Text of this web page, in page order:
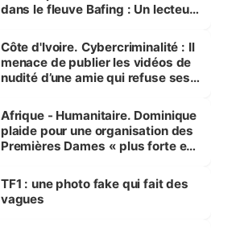
dans le fleuve Bafing : Un lecteur
des Transports
Côte d'Ivoire. Cybercriminalité : Il
menace de publier les vidéos de
nudité d’une amie qui refuse ses
Afrique - Humanitaire. Dominique
plaide pour une organisation des
Premières Dames « plus forte et
sur la scène internationale »
TF1 : une photo fake qui fait des
vagues